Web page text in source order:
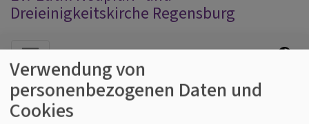
Dreieinigkeitskirche Regensburg
Hauptnavigation
Startseite Innenrenovierung
Verwendung von
personenbezogenen Daten und
Cookies